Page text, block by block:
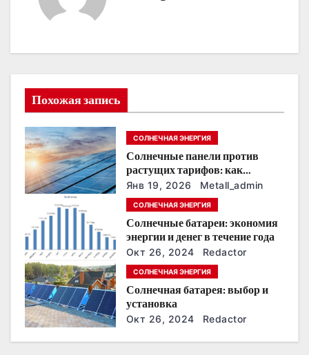
и
я
п
о
а
п
и
с
я
Похожая запись
СОЛНЕЧНАЯ ЭНЕРГИЯ
Солнечные панели против
растущих тарифов: как
сохранить
энергонезависимость в
ближайшие годы
Янв 19, 2026 Metall_admin
СОЛНЕЧНАЯ ЭНЕРГИЯ
Солнечные батареи: экономия
энергии и денег в течение года
Окт 26, 2024 Redactor
СОЛНЕЧНАЯ ЭНЕРГИЯ
Солнечная батарея: выбор и
установка
Окт 26, 2024 Redactor